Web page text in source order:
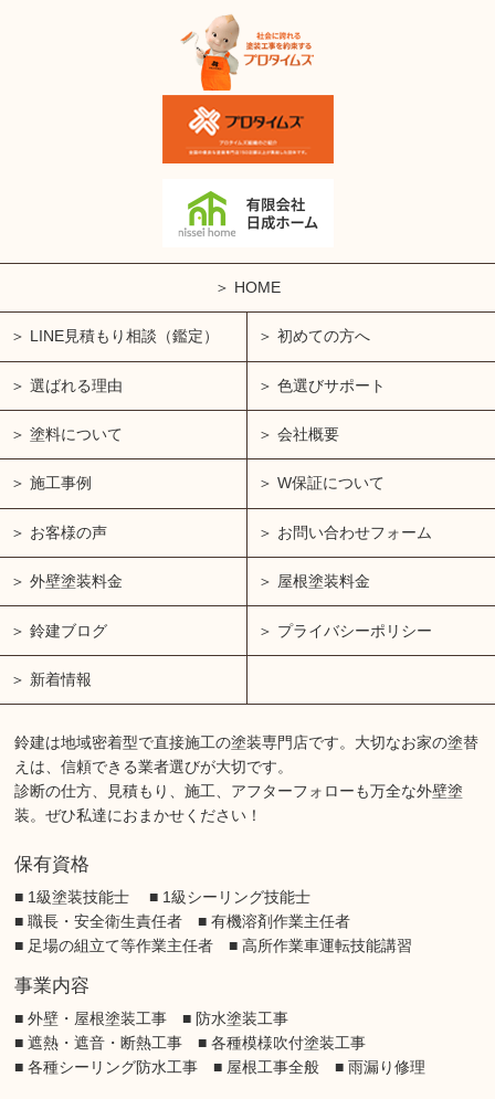
HOME
LINE見積もり相談（鑑定） 初めての方へ
選ばれる理由 色選びサポート
塗料について 会社概要
施工事例 W保証について
お客様の声 お問い合わせフォーム
外壁塗装料金 屋根塗装料金
鈴建ブログ プライバシーポリシー
新着情報
鈴建は地域密着型で直接施工の塗装専門店です。大切なお家の塗替
えは、信頼できる業者選びが大切です。
診断の仕方、見積もり、施工、アフターフォローも万全な外壁塗
装。ぜひ私達におまかせください！
保有資格
■ 1級塗装技能士 ■ 1級シーリング技能士
■ 職長・安全衛生責任者 ■ 有機溶剤作業主任者
■ 足場の組立て等作業主任者 ■ 高所作業車運転技能講習
事業内容
■ 外壁・屋根塗装工事 ■ 防水塗装工事
■ 遮熱・遮音・断熱工事 ■ 各種模様吹付塗装工事
■ 各種シーリング防水工事 ■ 屋根工事全般 ■ 雨漏り修理